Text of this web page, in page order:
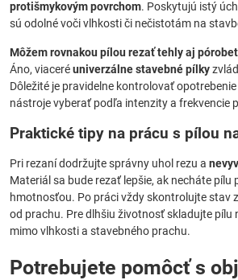
protišmykovým povrchom. Poskytujú istý
sú odolné voči vlhkosti či nečistotám na
Môžem rovnakou pílou rezať tehly aj
Áno, viaceréuniverzálne stavebné pílky
Dôležité je pravidelne kontrolovať
nástroje vyberať podľa intenzity a frekvencie
Praktické tipy na prácu s pílou
Pri rezaní dodržujte správny uhol rezu a
Materiál sa bude rezať lepšie, ak necháte pílu
hmotnosťou. Po práci vždy skontrolujte stav
od prachu. Pre dlhšiu životnosť skladujte pílu
mimo vlhkosti a stavebného prachu.
Potrebujete pomôcť s